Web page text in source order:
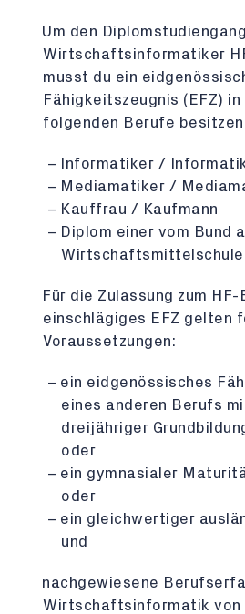
Um den Diplomstudiengang
Wirtschaftsinformatiker
musst du ein
Fähigkeitszeugnis (EFZ)
folgenden Berufe
Informatiker /
Mediamatiker /
Kauffrau / Kaufmann
Diplom einer vom Bund
Wirtschaftsmittelschule
Für die Zulassung zum
einschlägiges EFZ gelten
Voraussetzungen:
ein eidgenössisches
eines anderen Berufs
dreijähriger
oder
ein gymnasialer
oder
ein gleichwertiger
und
nachgewiesene
Wirtschaftsinformatik von